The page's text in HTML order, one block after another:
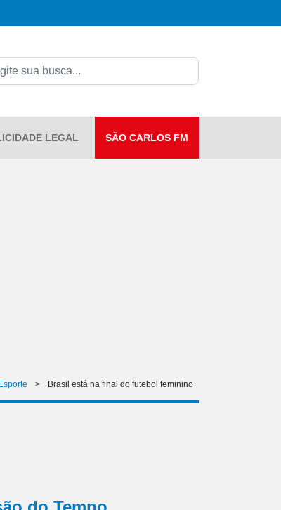
LEGAL SÃO CARLOS FM
> Brasil está na final do futebol feminino